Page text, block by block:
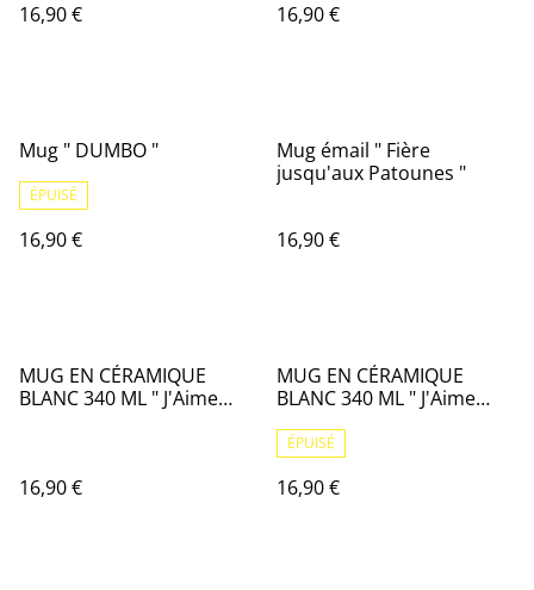
16,90 €
16,90 €
Mug " DUMBO "
ÉPUISÉ
16,90 €
Mug émail " Fière
jusqu'aux Patounes "
16,90 €
MUG EN CÉRAMIQUE
BLANC 340 ML " J'Aime
16,90 €
MUG EN CÉRAMIQUE
BLANC 340 ML " J'Aime
ÉPUISÉ
16,90 €